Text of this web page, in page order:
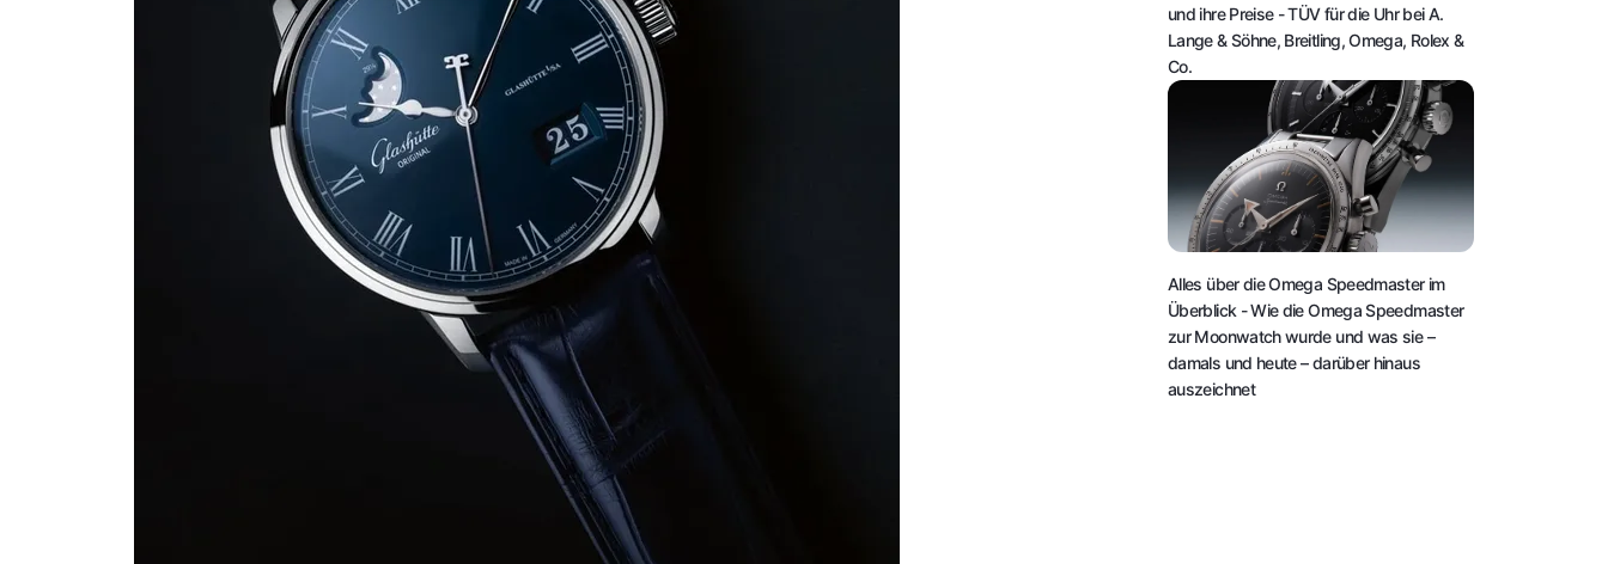
und ihre Preise - TÜV für die Uhr bei A.
Lange & Söhne, Breitling, Omega, Rolex &
Co.
Alles über die Omega Speedmaster im
Überblick - Wie die Omega Speedmaster
zur Moonwatch wurde und was sie –
damals und heute – darüber hinaus
auszeichnet